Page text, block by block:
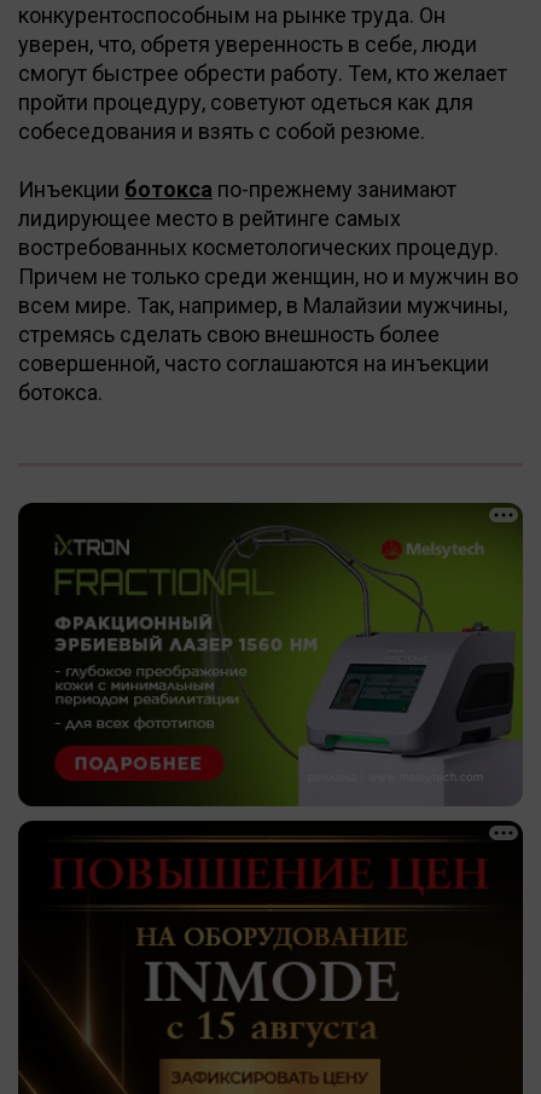
конкурентоспособным на рынке труда. Он
уверен, что, обретя уверенность в себе, люди
смогут быстрее обрести работу. Тем, кто желает
пройти процедуру, советуют одеться как для
собеседования и взять с собой резюме.
Инъекции ботокса по-прежнему занимают
лидирующее место в рейтинге самых
востребованных косметологических процедур.
Причем не только среди женщин, но и мужчин во
всем мире. Так, например, в Малайзии мужчины,
стремясь сделать свою внешность более
совершенной, часто соглашаются на инъекции
ботокса.